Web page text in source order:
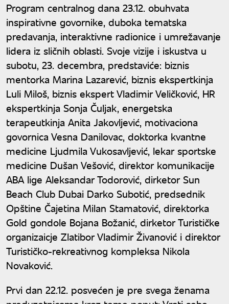
Program centralnog dana 23.12. obuhvata
inspirativne govornike, duboka tematska
predavanja, interaktivne radionice i umrežavanje
lidera iz sličnih oblasti. Svoje vizije i iskustva u
subotu, 23. decembra, predstaviće: biznis
mentorka Marina Lazarević, biznis ekspertkinja
Luli Miloš, biznis ekspert Vladimir Veličković, HR
ekspertkinja Sonja Čuljak, energetska
terapeutkinja Anita Jakovljević, motivaciona
govornica Vesna Danilovac, doktorka kvantne
medicine Ljudmila Vukosavljević, lekar sportske
medicine Dušan Vešović, direktor komunikacije
ABA lige Aleksandar Todorović, dirketor Sun
Beach Club Dubai Darko Subotić, predsednik
Opštine Čajetina Milan Stamatović, direktorka
Gold gondole Bojana Božanić, dirketor Turističke
organizaicje Zlatibor Vladimir Živanović i direktor
Turističko-rekreativnog kompleksa Nikola
Novaković.
Prvi dan 22.12. posvećen je pre svega ženama